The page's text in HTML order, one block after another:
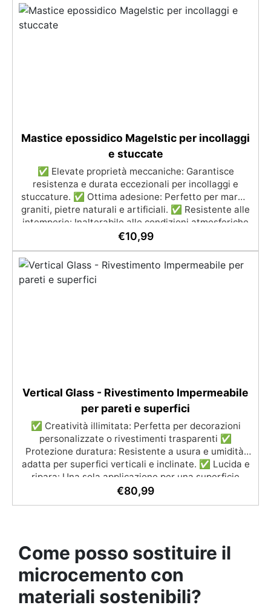
traspirante e resistente. ✅ Facile applicazione e
manutenzione: Monocomponente, si applica
facilmente e garantisce una pulizia semplice e
Mastice epossidico Magelstic per incollaggi
e stuccate
✅ Elevate proprietà meccaniche: Garantisce
resistenza e durata eccezionali per incollaggi e
stuccature. ✅ Ottima adesione: Perfetto per marmi,
graniti, pietre naturali e artificiali. ✅ Resistente alle
intemperie: Inalterabile alle condizioni atmosferiche
e resistente agli UV. ✅ Applicazioni verticali: Ideale
✅ Facile da usare: Miscelazione semplice con
rapporto 100:50 per risultati ottimali.
€10,99
Vertical Glass - Rivestimento Impermeabile
per pareti e superfici
✅ Creatività illimitata: Perfetta per decorazioni
personalizzate o rivestimenti trasparenti ✅
Protezione duratura: Resistente a usura e umidità,
adatta per superfici verticali e inclinate. ✅ Lucida e
ripara: Una sola applicazione per una superficie
brillante, liscia e protetta dalle infiltrazioni ✅
spessore) La confezione contiene: Vertical Glass A 2
kg + 1.4 kg Vertical Glass B
€80,99
Come posso sostituire il
microcemento con
materiali sostenibili?